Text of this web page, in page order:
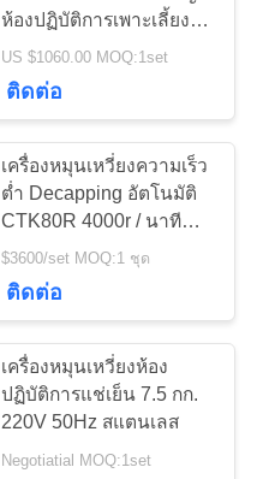
ห้องปฏิบัติการเพาะเลี้ยง
เซลล์ Centrifuge (L550)
US $1060.00 MOQ:1set
ติดต่อ
เครื่องหมุนเหวี่ยงความเร็ว
ต่ำ Decapping อัตโนมัติ
CTK80R 4000r / นาที
สำหรับห้องปฏิบัติการ
$3600/set MOQ:1 ชุด
ติดต่อ
เครื่องหมุนเหวี่ยงห้อง
ปฏิบัติการแช่เย็น 7.5 กก.
220V 50Hz สแตนเลส
Negotiatial MOQ:1set